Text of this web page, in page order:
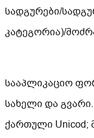
სადგურები/
კატეგორია)/
სააპლიკაციო
სახელი და
ქართული Unicod;